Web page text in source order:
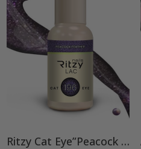
Ritzy Cat Eye”Peacock feather”196, geelilakka